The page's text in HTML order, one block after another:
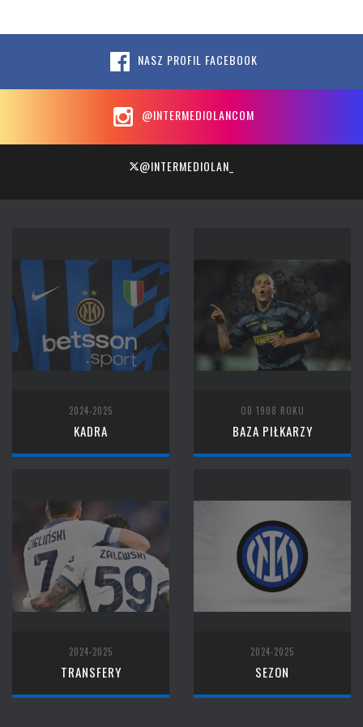
NASZ PROFIL FACEBOOK
@INTERMEDIOLANCOM
@INTERMEDIOLAN_
2024-2025
KADRA
OD 1908 ROKU
BAZA PIŁKARZY
2024-2025
TRANSFERY
2024-2025
SEZON